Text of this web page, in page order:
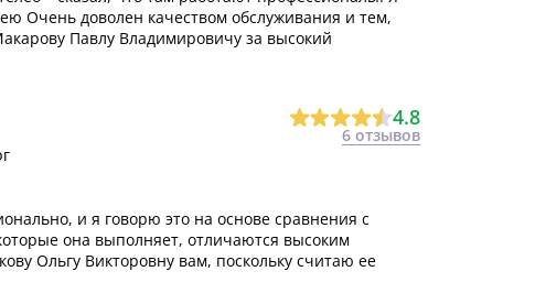
Очень доволен качеством обслуживания и тем,
Павлу Владимировичу за высокий
4.8
6 отзывов
и я говорю это на основе сравнения с
она выполняет, отличаются высоким
Ольгу Викторовну вам, поскольку считаю ее